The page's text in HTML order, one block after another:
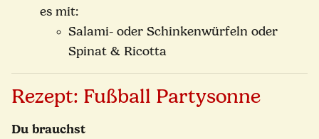
es mit:
Salami- oder Schinkenwürfeln oder
Spinat & Ricotta
Rezept: Fußball Partysonne
Du brauchst